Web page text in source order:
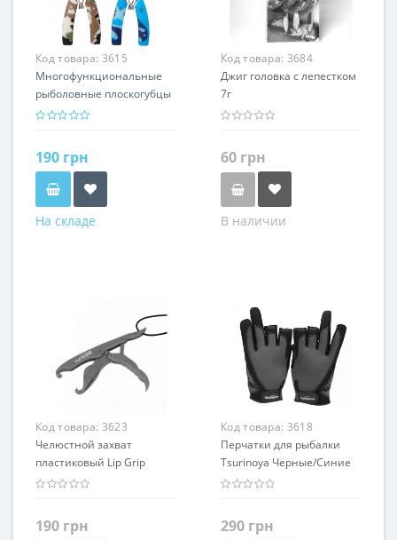
Код товара: 3615
Многофункциональные
рыболовные плоскогубцы
Tsurinoya Q1
190 грн
На складе
Код товара: 3684
Джиг головка с лепестком
7г
60 грн
В наличии
Код товара: 3623
Челюстной захват
пластиковый Lip Grip
Tsurinoya KYQ15
190 грн
Код товара: 3618
Перчатки для рыбалки
Tsurinoya Черные/Синие
290 грн